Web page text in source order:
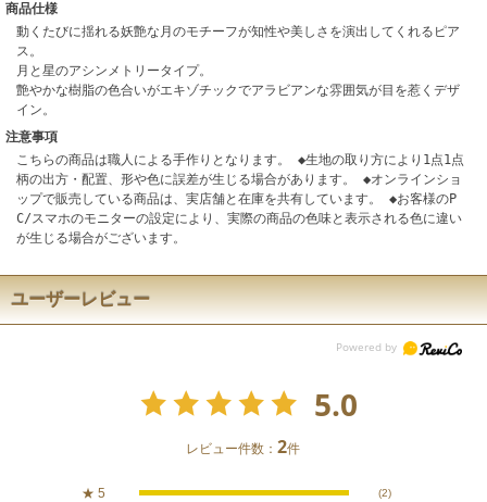
商品仕様
動くたびに揺れる妖艶な月のモチーフが知性や美しさを演出してくれるピア
ス。
月と星のアシンメトリータイプ。
艶やかな樹脂の色合いがエキゾチックでアラビアンな雰囲気が目を惹くデザ
イン。
注意事項
こちらの商品は職人による手作りとなります。 ◆生地の取り方により1点1点
柄の出方・配置、形や色に誤差が生じる場合があります。 ◆オンラインショ
ップで販売している商品は、実店舗と在庫を共有しています。 ◆お客様のP
C/スマホのモニターの設定により、実際の商品の色味と表示される色に違い
が生じる場合がございます。
ユーザーレビュー
5.0
レビュー件数：2件
★ 5 (2)